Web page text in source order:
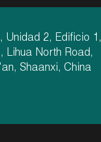
Unidad 2, Edificio 1,
Lihua North Road,
Shaanxi, China